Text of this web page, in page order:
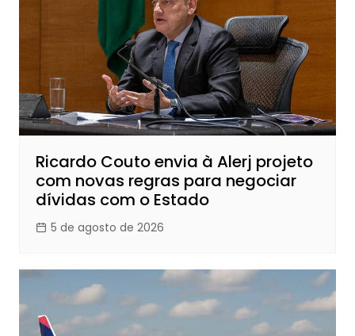
Ricardo Couto envia à Alerj projeto
com novas regras para negociar
dívidas com o Estado
5 de agosto de 2026